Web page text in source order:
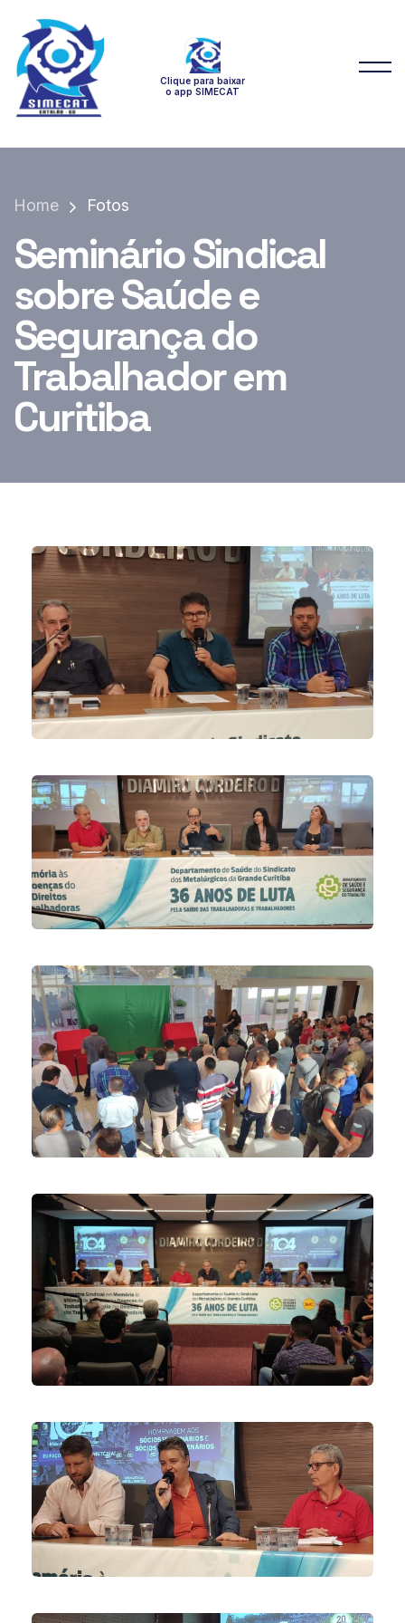
Clique para baixar
o app SIMECAT
Home Fotos
Seminário Sindical
sobre Saúde e
Segurança do
Trabalhador em
Curitiba